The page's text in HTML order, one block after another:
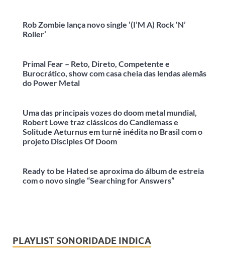
Rob Zombie lança novo single ‘(I’M A) Rock ‘N’
Roller’
Primal Fear – Reto, Direto, Competente e
Burocrático, show com casa cheia das lendas alemãs
do Power Metal
Uma das principais vozes do doom metal mundial,
Robert Lowe traz clássicos do Candlemass e
Solitude Aeturnus em turnê inédita no Brasil com o
projeto Disciples Of Doom
Ready to be Hated se aproxima do álbum de estreia
com o novo single “Searching for Answers”
PLAYLIST SONORIDADE INDICA